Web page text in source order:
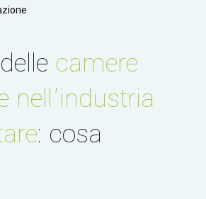
camere
nell'industria
: cosa